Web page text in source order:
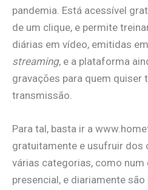
pandemia. Está acessível
de um clique, e permite
diárias em vídeo, emitidas
streaming, e a plataforma
gravações para quem quiser
transmissão.
Para tal, basta ir a
gratuitamente e usufruir dos
várias categorias, como num
presencial, e diariamente